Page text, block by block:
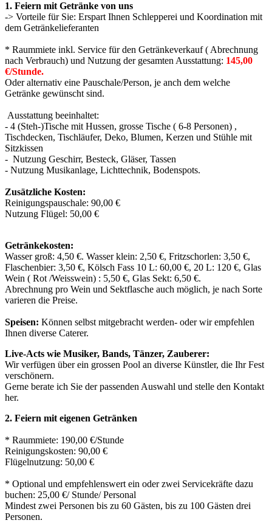
1. Feiern mit Getränke von uns
-> Vorteile für Sie: Erspart Ihnen Schlepperei und Koordination mit
dem Getränkelieferanten
* Raummiete inkl. Service für den Getränkeverkauf ( Abrechnung
nach Verbrauch) und Nutzung der gesamten Ausstattung: 145,00
€/Stunde.
Oder alternativ eine Pauschale/Person, je anch dem welche
Getränke gewünscht sind.
Ausstattung beeinhaltet:
- 4 (Steh-)Tische mit Hussen, grosse Tische ( 6-8 Personen) ,
Tischdecken, Tischläufer, Deko, Blumen, Kerzen und Stühle mit
Sitzkissen
- Nutzung Geschirr, Besteck, Gläser, Tassen
- Nutzung Musikanlage, Lichttechnik, Bodenspots.
Zusätzliche Kosten:
Reinigungspauschale: 90,00 €
Nutzung Flügel: 50,00 €
Getränkekosten:
Wasser groß: 4,50 €. Wasser klein: 2,50 €, Fritzschorlen: 3,50 €,
Flaschenbier: 3,50 €, Kölsch Fass 10 L: 60,00 €, 20 L: 120 €, Glas
Wein ( Rot /Weisswein) : 5,50 €, Glas Sekt: 6,50 €.
Abrechnung pro Wein und Sektflasche auch möglich, je nach Sorte
varieren die Preise.
Speisen: Können selbst mitgebracht werden- oder wir empfehlen
Ihnen diverse Caterer.
Live-Acts wie Musiker, Bands, Tänzer, Zauberer:
Wir verfügen über ein grossen Pool an diverse Künstler, die Ihr Fest
verschönern.
Gerne berate ich Sie der passenden Auswahl und stelle den Kontakt
her.
2. Feiern mit eigenen Getränken
* Raummiete: 190,00 €/Stunde
Reinigungskosten: 90,00 €
Flügelnutzung: 50,00 €
* Optional und empfehlenswert ein oder zwei Servicekräfte dazu
buchen: 25,00 €/ Stunde/ Personal
Mindest zwei Personen bis zu 60 Gästen, bis zu 100 Gästen drei
Personen.